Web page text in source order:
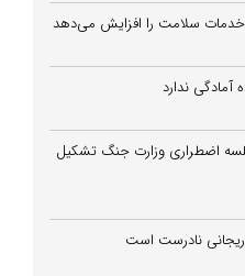
سلامت را افزایش می‌دهد
آمادگی ندارد
اضطراری وزارت جنگ تشکیل
نادرست است